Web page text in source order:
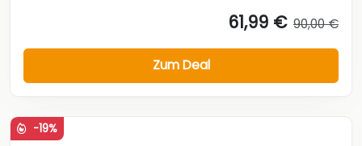
61,99 € 90,00 €
Zum Deal
-19%